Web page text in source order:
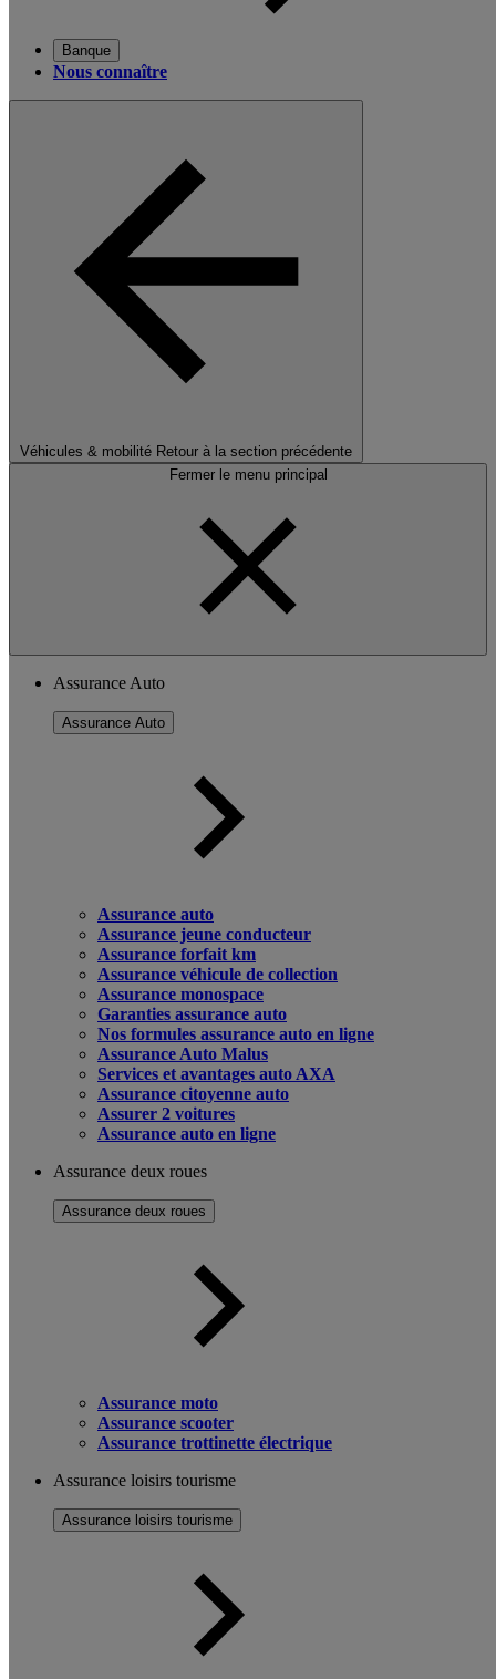
Banque
Nous connaître
Véhicules & mobilité Retour à la section précédente
Fermer le menu principal
Assurance Auto
Assurance Auto
Assurance auto
Assurance jeune conducteur
Assurance forfait km
Assurance véhicule de collection
Assurance monospace
Garanties assurance auto
Nos formules assurance auto en ligne
Assurance Auto Malus
Services et avantages auto AXA
Assurance citoyenne auto
Assurer 2 voitures
Assurance auto en ligne
Assurance deux roues
Assurance deux roues
Assurance moto
Assurance scooter
Assurance trottinette électrique
Assurance loisirs tourisme
Assurance loisirs tourisme